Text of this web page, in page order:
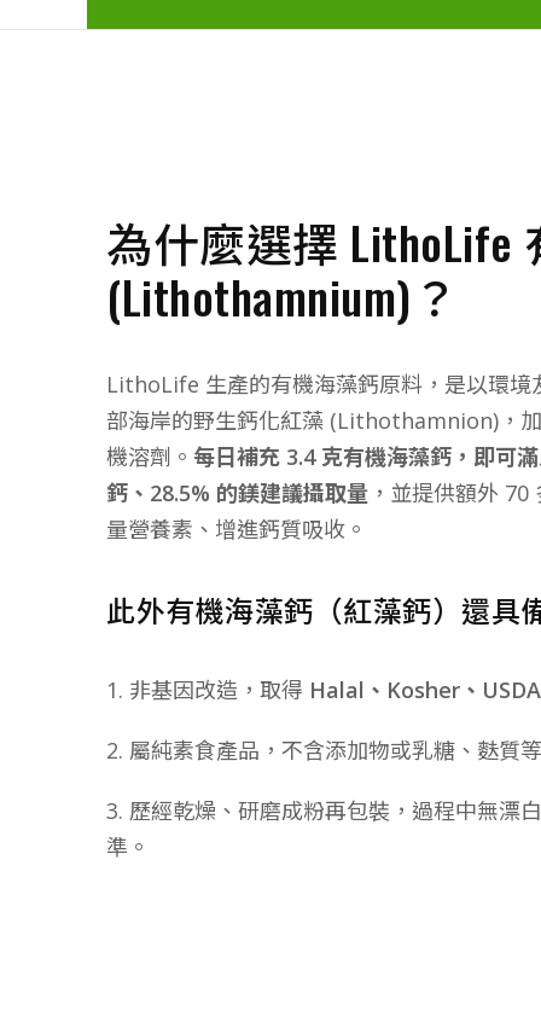
為什麼選擇 LithoLife
(Lithothamnium)？
LithoLife 生產的有機海藻鈣原料，是以環境
部海岸的野生鈣化紅藻 (Lithothamnion)，
機溶劑。 每日補充 3.4 克有機海藻鈣，即可
鈣、28.5% 的鎂建議攝取量 ，並提供額外
量營養素、增進鈣質吸收。
此外有機海藻鈣（紅藻鈣）還具
1. 非基因改造，取得 Halal、Kosher、
2. 屬純素食產品，不含添加物或乳糖、麩質
3. 歷經乾燥、研磨成粉再包裝，過程中無漂
準。